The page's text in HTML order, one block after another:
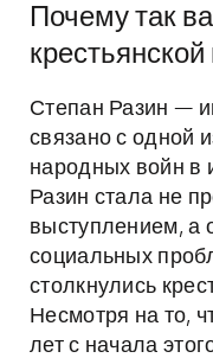
Почему так
Степан Разин —
связано с одной
народных войн в
Разин стала не
выступлением, а
социальных
столкнулись
Несмотря на то,
лет с начала